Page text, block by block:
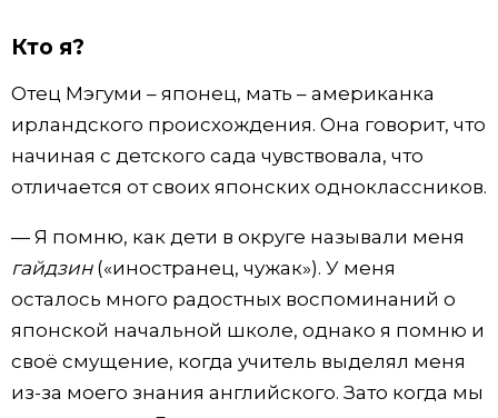
Кто я?
Отец Мэгуми – японец, мать – американка
ирландского происхождения. Она говорит, что
начиная с детского сада чувствовала, что
отличается от своих японских одноклассников.
— Я помню, как дети в округе называли меня
гайдзин(«иностранец, чужак»). У меня
осталось много радостных воспоминаний о
японской начальной школе, однако я помню и
своё смущение, когда учитель выделял меня
из-за моего знания английского. Зато когда мы